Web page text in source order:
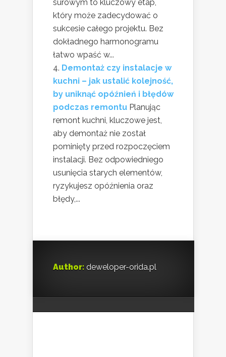
surowym to kluczowy etap,
który może zadecydować o
sukcesie całego projektu. Bez
dokładnego harmonogramu
łatwo wpaść w...
Demontaż czy instalacje w
kuchni – jak ustalić kolejność,
by uniknąć opóźnień i błędów
podczas remontu Planując
remont kuchni, kluczowe jest,
aby demontaż nie został
pominięty przed rozpoczęciem
instalacji. Bez odpowiedniego
usunięcia starych elementów,
ryzykujesz opóźnienia oraz
błędy,...
Author: deweloper-orida.pl